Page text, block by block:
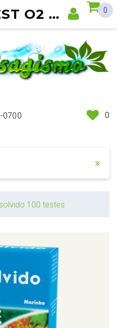
0700 0
0
100 testes
LABCON TEST O2 DISSOLVIDO